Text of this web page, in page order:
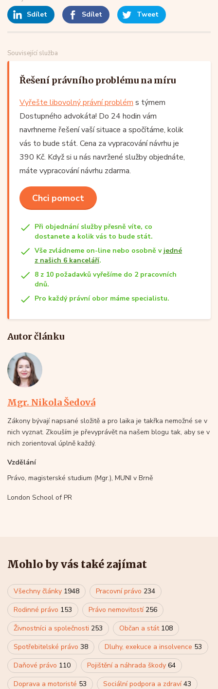
Sdílet Sdílet Tweet
Související služba
Řešení právního problému na míru
Vyřešte libovolný právní problém s týmem
Dostupného advokáta! Do 24 hodin vám
navrhneme řešení vaší situace a spočítáme, kolik
vás to bude stát. Cena za vypracování návrhu je
390 Kč. Když si u nás navržené služby objednáte,
máte vypracování návrhu zdarma.
Chci pomoct
Při objednání služby přesně víte, co
dostanete a kolik vás to bude stát.
Vše zvládneme on-line nebo osobně v jedné
z našich 6 kanceláří.
8 z 10 požadavků vyřešíme do 2 pracovních
dnů.
Pro každý právní obor máme specialistu.
Autor článku
Mgr. Nikola Šedová
Zákony bývají napsané složitě a pro laika je takřka nemožné se v
nich vyznat. Zkouším je převyprávět na našem blogu tak, aby se v
nich zorientoval úplně každý.
Vzdělání
Právo, magisterské studium (Mgr.), MUNI v Brně
London School of PR
Mohlo by vás také zajímat
Všechny články 1948 Pracovní právo 234
Rodinné právo 153 Právo nemovitostí 256
Živnostníci a společnosti 253 Občan a stát 108
Spotřebitelské právo 38 Dluhy, exekuce a insolvence 53
Daňové právo 110 Pojištění a náhrada škody 64
Doprava a motoristé 53 Sociální podpora a zdraví43